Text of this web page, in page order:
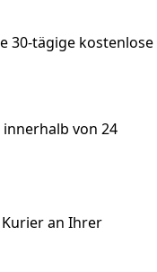
30-tägige kostenlose
von 24
an Ihrer